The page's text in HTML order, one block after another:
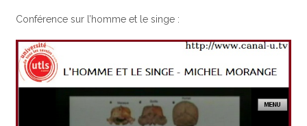
Conférence sur l’homme et le singe :